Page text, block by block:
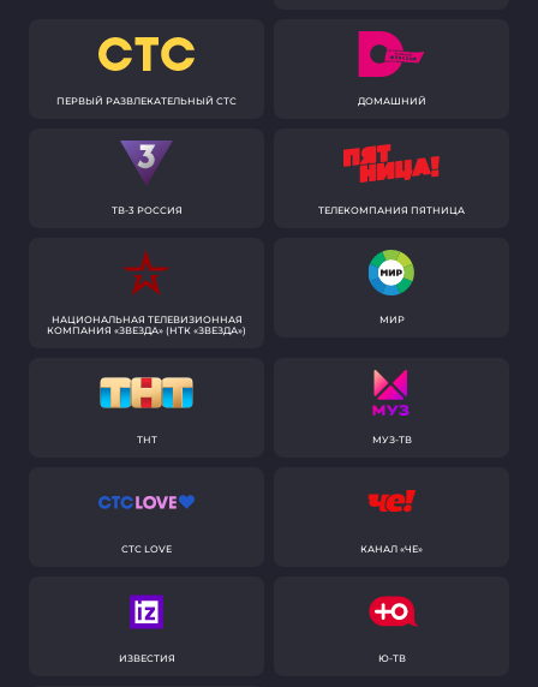
ПЕРВЫЙ РАЗВЛЕКАТЕЛЬНЫЙ СТС ДОМАШНИЙ
ТВ-3 РОССИЯ ТЕЛЕКОМПАНИЯ ПЯТНИЦА
НАЦИОНАЛЬНАЯ ТЕЛЕВИЗИОННАЯ
КОМПАНИЯ «ЗВЕЗДА» (НТК «ЗВЕЗДА»)
МИР
ТНТ МУЗ-ТВ
СТС LOVE КАНАЛ «ЧЕ»
ИЗВЕСТИЯ Ю-ТВ